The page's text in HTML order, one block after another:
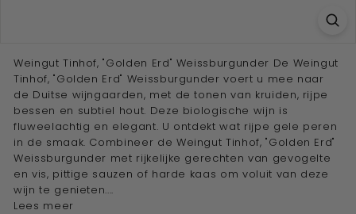
r''
Weingut Tinhof, "Golden Erd" Weissburgunder De Weingut
Tinhof, "Golden Erd" Weissburgunder voert u mee naar
de Duitse wijngaarden, met de tonen van kruiden, rijpe
bessen en subtiel hout. Deze biologische wijn is
fluweelachtig en elegant. U ontdekt wat rijpe gele peren
in de smaak. Combineer de Weingut Tinhof, "Golden Erd"
Weissburgunder met rijkelijke gerechten van gevogelte
en vis, pittige sauzen of harde kaas om voluit van deze
wijn te genieten....
Lees meer